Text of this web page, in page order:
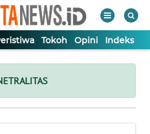
Tokoh Opini Indeks